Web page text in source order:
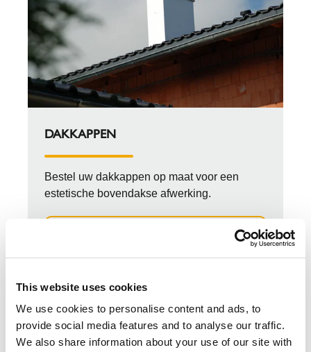
This website uses cookies
We use cookies to personalise content and ads, to
provide social media features and to analyse our traffic.
We also share information about your use of our site with
DAKKAPPEN
Bestel uw dakkappen op maat voor een
estetische bovendakse afwerking.
NAAR HET PRODUCT DAKKAPPEN